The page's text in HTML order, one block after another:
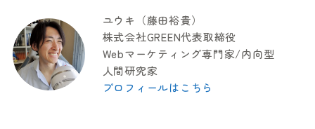
ユウキ（藤田裕貴）
株式会社GREEN代表取締役
Webマーケティング専門家/内向型
人間研究家
プロフィールはこちら